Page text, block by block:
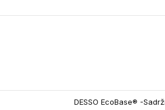
DESSO EcoBase® -